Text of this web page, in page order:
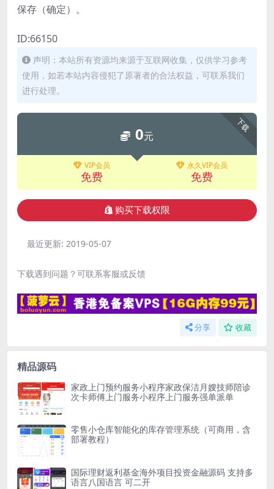
保存（确定）。
ID:66150
声明：本站所有资源均来源于互联网收集，仅供学习参考
使用，如若本站内容侵犯了原著者的合法权益，可联系我们
进行处理。
下载
0元
VIP会员
免费
永久VIP会员
免费
购买下载权限
最近更新: 2019-05-07
下载遇到问题？可联系客服或反馈
分享 收藏
精品源码
家政上门预约服务小程序家政保洁月嫂技师陪诊
次卡师傅上门服务小程序上门服务强单派单
零售小仓库智能化的库存管理系统（可商用，含
部署教程）
国际理财返利基金海外项目投资金融源码 支持多
语言八国语言 可二开